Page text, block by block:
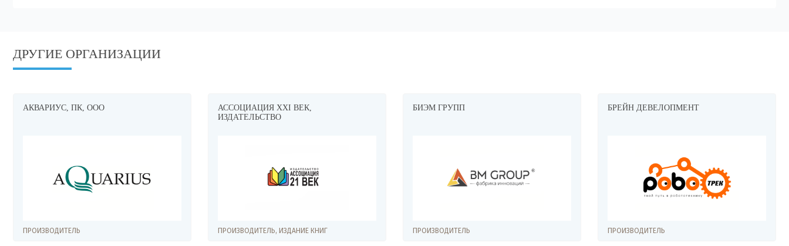
ДРУГИЕ ОРГАНИЗАЦИИ
АКВАРИУС, ПК, ООО
ПРОИЗВОДИТЕЛЬ
АССОЦИАЦИЯ XXI ВЕК,
ИЗДАТЕЛЬСТВО
ПРОИЗВОДИТЕЛЬ, ИЗДАНИЕ КНИГ
БИЭМ ГРУПП
ПРОИЗВОДИТЕЛЬ
БРЕЙН ДЕВЕЛОПМЕНТ
ПРОИЗВОДИТЕЛЬ